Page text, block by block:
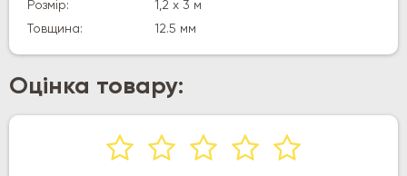
Розмір:
1,2 х 3 м
Товщина:
12.5 мм
Оцінка товару: